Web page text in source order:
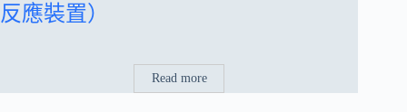
反應裝置）
Read more